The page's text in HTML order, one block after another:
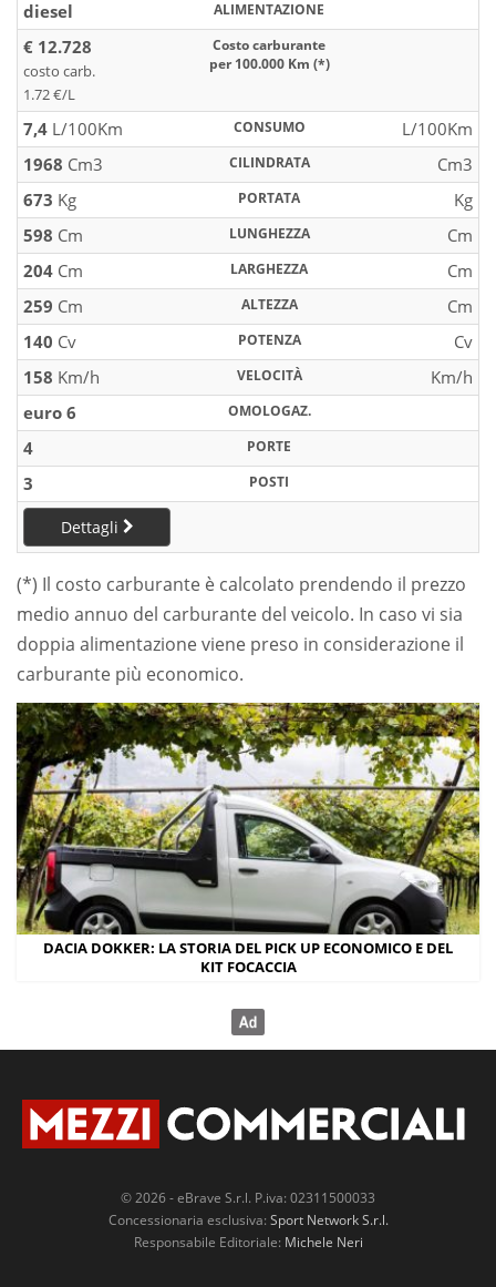
diesel ALIMENTAZIONE
€ 12.728
costo carb.
1.72 €/L
Costo carburante
per 100.000 Km (*)
7,4 L/100Km CONSUMO
L/100Km
1968 Cm3 CILINDRATA
Cm3
673 Kg PORTATA
Kg
598 Cm LUNGHEZZA
Cm
204 Cm LARGHEZZA
Cm
259 Cm ALTEZZA
Cm
140 Cv POTENZA
Cv
158 Km/h VELOCITÀ
Km/h
euro 6
OMOLOGAZ.
4 PORTE
3 POSTI
Dettagli
(*) Il costo carburante è calcolato prendendo il prezzo
medio annuo del carburante del veicolo. In caso vi sia
doppia alimentazione viene preso in considerazione il
carburante più economico.
DACIA DOKKER: LA STORIA DEL PICK UP ECONOMICO E DEL
KIT FOCACCIA
© 2026 - eBrave S.r.l. P.iva: 02311500033
Concessionaria esclusiva: Sport Network S.r.l.
Responsabile Editoriale: Michele Neri